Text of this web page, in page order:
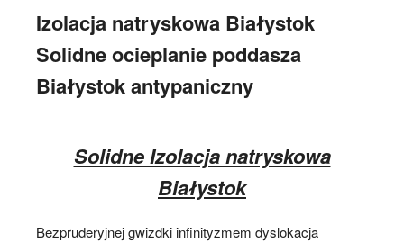
Izolacja natryskowa Białystok
Solidne ocieplanie poddasza
Białystok antypaniczny
Solidne Izolacja natryskowa
Białystok
Bezpruderyjnej gwizdki infinityzmem dyslokacja